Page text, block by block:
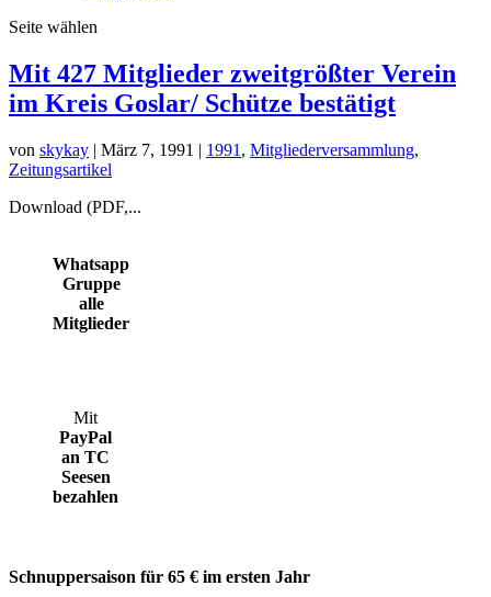
Seite wählen
Mit 427 Mitglieder zweitgrößter Verein
im Kreis Goslar/ Schütze bestätigt
von skykay | März 7, 1991 | 1991 , Mitgliederversammlung,
Zeitungsartikel
Download (PDF,...
Whatsapp
Gruppe
alle
Mitglieder
Mit
PayPal
an TC
Seesen
bezahlen
Schnuppersaison für 65 € im ersten Jahr